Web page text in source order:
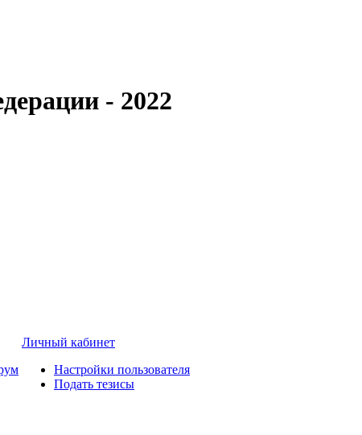
- 2022
Личный кабинет
Настройки пользователя
Подать тезисы